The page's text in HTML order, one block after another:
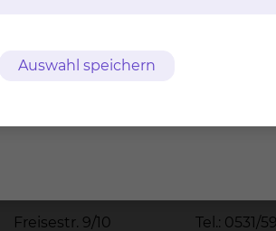
Freisestr. 9/10 Tel.: 0531/
Auswahl speichern